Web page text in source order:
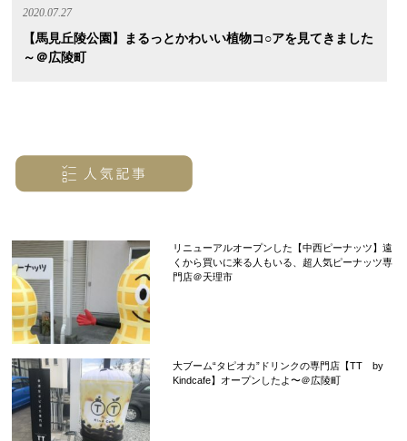
2020.07.27
【馬見丘陵公園】まるっとかわいい植物コ○アを見てきました
～＠広陵町
リニューアルオープンした【中西ピーナッツ】遠
くから買いに来る人もいる、超人気ピーナッツ専
門店＠天理市
大ブーム“タピオカ”ドリンクの専門店【TT by
Kindcafe】オープンしたよ〜＠広陵町